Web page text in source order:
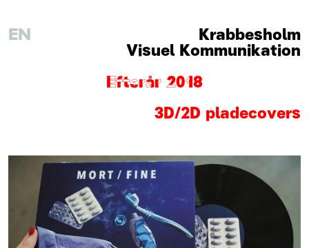
Krabbesholm
EN
Visuel Kommunikation
Efterår 2018
3D/2D pladecovers